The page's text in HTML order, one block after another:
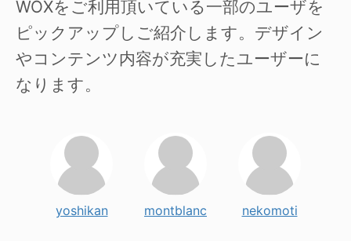
WOXをご利用頂いている一部のユーザを
ピックアップしご紹介します。デザイン
やコンテンツ内容が充実したユーザーに
なります。
yoshikan montblanc nekomoti